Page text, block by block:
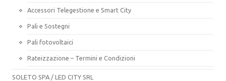
Accessori Telegestione e Smart City
Pali e Sostegni
Pali fotovoltaici
Rateizzazione – Termini e Condizioni
SOLETO SPA / LED CITY SRL